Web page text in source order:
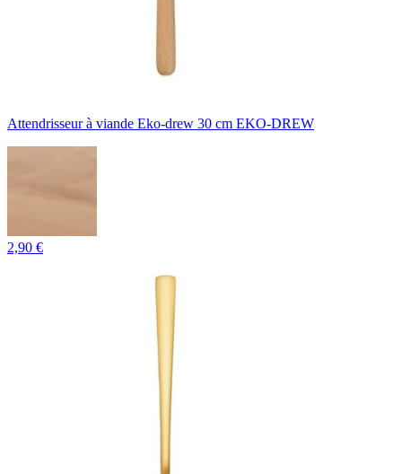
Attendrisseur à viande Eko-drew 30 cm EKO-DREW
2,90 €